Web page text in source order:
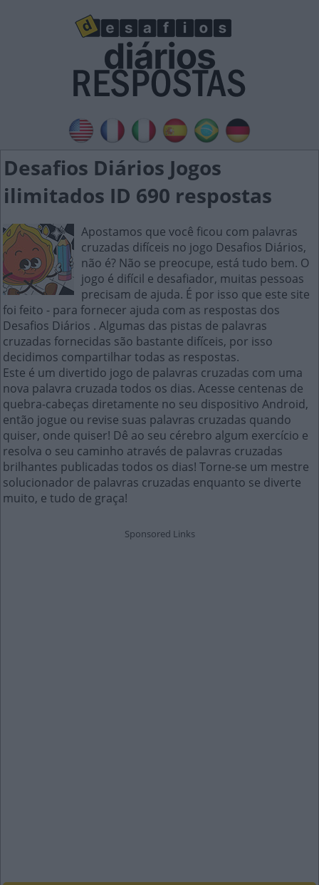
Desafios Diários Jogos
ilimitados ID 690 respostas
Apostamos que você ficou com palavras
cruzadas difíceis no jogo Desafios Diários,
não é? Não se preocupe, está tudo bem. O
jogo é difícil e desafiador, muitas pessoas
precisam de ajuda. É por isso que este site
foi feito - para fornecer ajuda com as respostas dos
Desafios Diários . Algumas das pistas de palavras
cruzadas fornecidas são bastante difíceis, por isso
decidimos compartilhar todas as respostas.
Este é um divertido jogo de palavras cruzadas com uma
nova palavra cruzada todos os dias. Acesse centenas de
quebra-cabeças diretamente no seu dispositivo Android,
então jogue ou revise suas palavras cruzadas quando
quiser, onde quiser! Dê ao seu cérebro algum exercício e
resolva o seu caminho através de palavras cruzadas
brilhantes publicadas todos os dias! Torne-se um mestre
solucionador de palavras cruzadas enquanto se diverte
muito, e tudo de graça!